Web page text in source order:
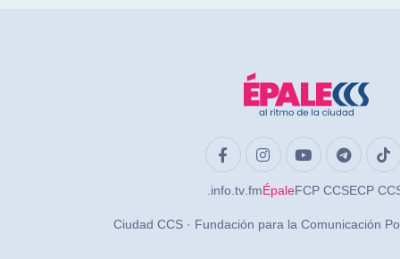
.info.tv.fmÉpaleFCP CCSECP
Ciudad CCS · Fundación para la Comunicación